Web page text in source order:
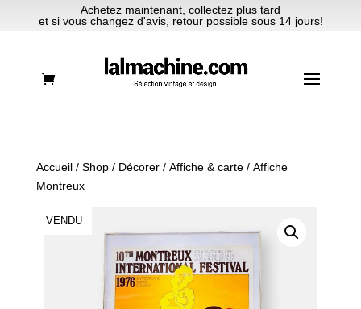
Achetez maintenant, collectez plus tard
et si vous changez d'avis, retour possible sous 14 jours!
Accueil/ Shop/ Décorer/ Affiche & carte/ Affiche
Montreux
VENDU